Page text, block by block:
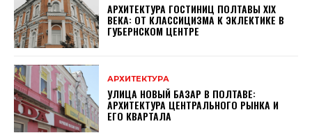
АРХИТЕКТУРА ГОСТИНИЦ ПОЛТАВЫ XIX
ВЕКА: ОТ КЛАССИЦИЗМА К ЭКЛЕКТИКЕ В
ГУБЕРНСКОМ ЦЕНТРЕ
АРХИТЕКТУРА
УЛИЦА НОВЫЙ БАЗАР В ПОЛТАВЕ:
АРХИТЕКТУРА ЦЕНТРАЛЬНОГО РЫНКА И
ЕГО КВАРТАЛА